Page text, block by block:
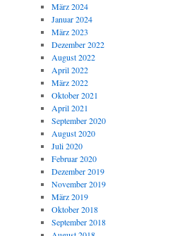
März 2024
Januar 2024
März 2023
Dezember 2022
August 2022
April 2022
März 2022
Oktober 2021
April 2021
September 2020
August 2020
Juli 2020
Februar 2020
Dezember 2019
November 2019
März 2019
Oktober 2018
September 2018